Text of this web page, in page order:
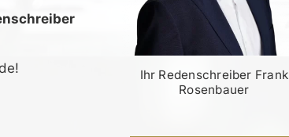
Ihr Redenschreiber Frank
Rosenbauer